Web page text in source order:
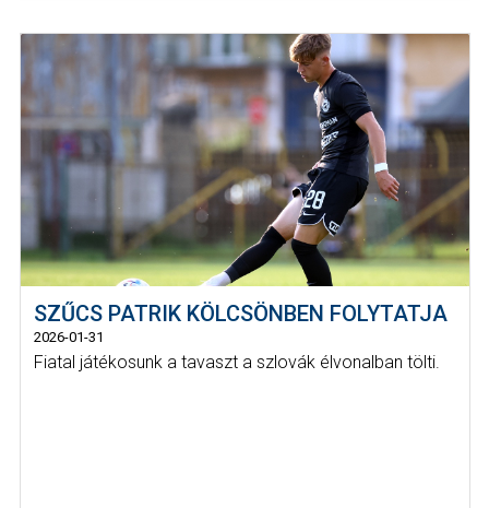
SZŰCS PATRIK KÖLCSÖNBEN FOLYTATJA
2026-01-31
Fiatal játékosunk a tavaszt a szlovák élvonalban tölti.